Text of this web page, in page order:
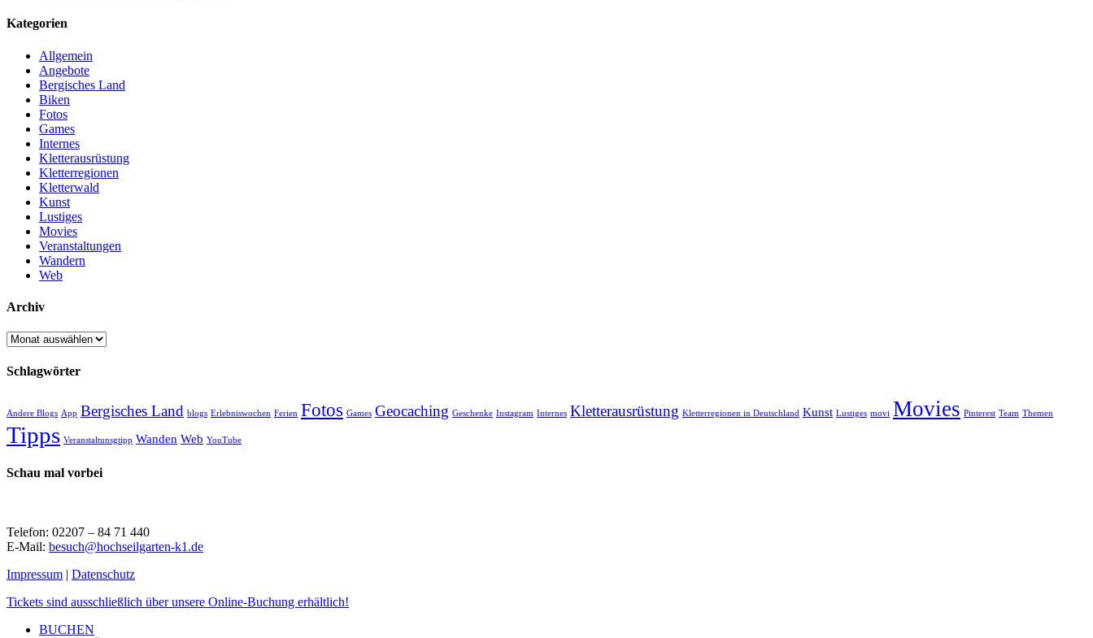
Kategorien
Allgemein
Angebote
Bergisches Land
Biken
Fotos
Games
Internes
Kletterausrüstung
Kletterregionen
Kletterwald
Kunst
Lustiges
Movies
Veranstaltungen
Wandern
Web
Archiv
Archiv
Schlagwörter
Andere Blogs App Bergisches Land blogs Erlebniswochen Ferien Fotos Games Geocaching Geschenke Instagram Internes Kletterausrüstung Kletterregionen in Deutschland Kunst Lustiges movi Movies Pinterest Team Themen
Tipps Veranstaltunsgtipp Wanden Web YouTube
Schau mal vorbei
Telefon: 02207 – 84 71 440
E-Mail: besuch@hochseilgarten-k1.de
Impressum | Datenschutz
Close
Tickets sind ausschließlich über unsere Online-Buchung erhältlich!
BUCHEN